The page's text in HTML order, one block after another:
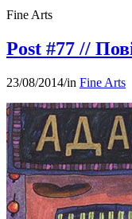
Fine Arts
Post #77 //
23/08/2014/in Fine Arts